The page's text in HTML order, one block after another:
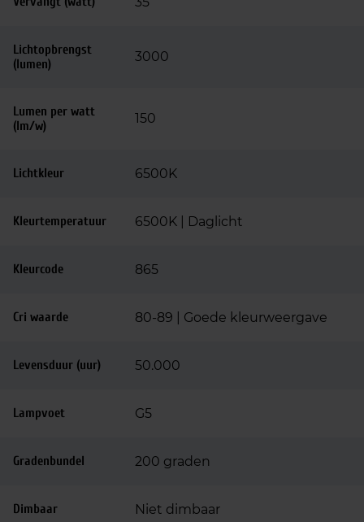
Lichtopbrengst
(lumen)
3000
Lumen per watt
(lm/w)
150
Lichtkleur 6500K
Kleurtemperatuur 6500K | Daglicht
Kleurcode 865
Cri waarde 80-89 | Goede kleurweergave
Levensduur (uur) 50.000
Lampvoet G5
Gradenbundel 200 graden
Dimbaar Niet dimbaar